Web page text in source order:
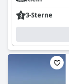
3-Sterne